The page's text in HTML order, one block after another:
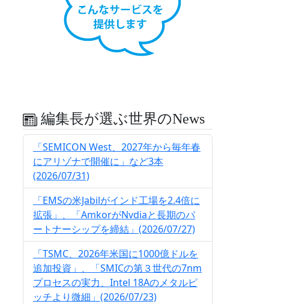
編集長が選ぶ世界のNews
「SEMICON West、2027年から毎年春
にアリゾナで開催に」など3本
(2026/07/31)
「EMSの米Jabilがインド工場を2.4倍に
拡張」、「AmkorがNvdiaと長期のパ
ートナーシップを締結」(2026/07/27)
「TSMC、2026年米国に1000億ドルを
追加投資」、「SMICの第３世代の7nm
プロセスの実力、Intel 18Aのメタルピ
ッチより微細」(2026/07/23)